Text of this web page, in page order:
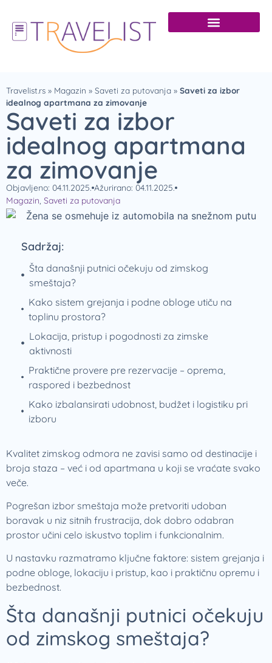
Travelist.rs » Magazin » Saveti za putovanja » Saveti za izbor
idealnog apartmana za zimovanje
Saveti za izbor
idealnog apartmana
za zimovanje
Objavljeno: 04.11.2025. Ažurirano: 04.11.2025.
Magazin, Saveti za putovanja
Sadržaj:
Šta današnji putnici očekuju od zimskog
smeštaja?
Kako sistem grejanja i podne obloge utiču na
toplinu prostora?
Lokacija, pristup i pogodnosti za zimske
aktivnosti
Praktične provere pre rezervacije – oprema,
raspored i bezbednost
Kako izbalansirati udobnost, budžet i logistiku pri
izboru
Kvalitet zimskog odmora ne zavisi samo od destinacije i
broja staza – već i od apartmana u koji se vraćate svako
veče.
Pogrešan izbor smeštaja može pretvoriti udoban
boravak u niz sitnih frustracija, dok dobro odabran
prostor učini celo iskustvo toplim i funkcionalnim.
U nastavku razmatramo ključne faktore: sistem grejanja i
podne obloge, lokaciju i pristup, kao i praktičnu opremu i
bezbednost.
Šta današnji putnici očekuju
od zimskog smeštaja?